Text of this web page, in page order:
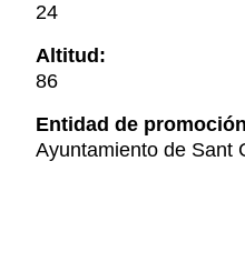
24
Altitud:
86
Entidad de
Ayuntamiento de Sant